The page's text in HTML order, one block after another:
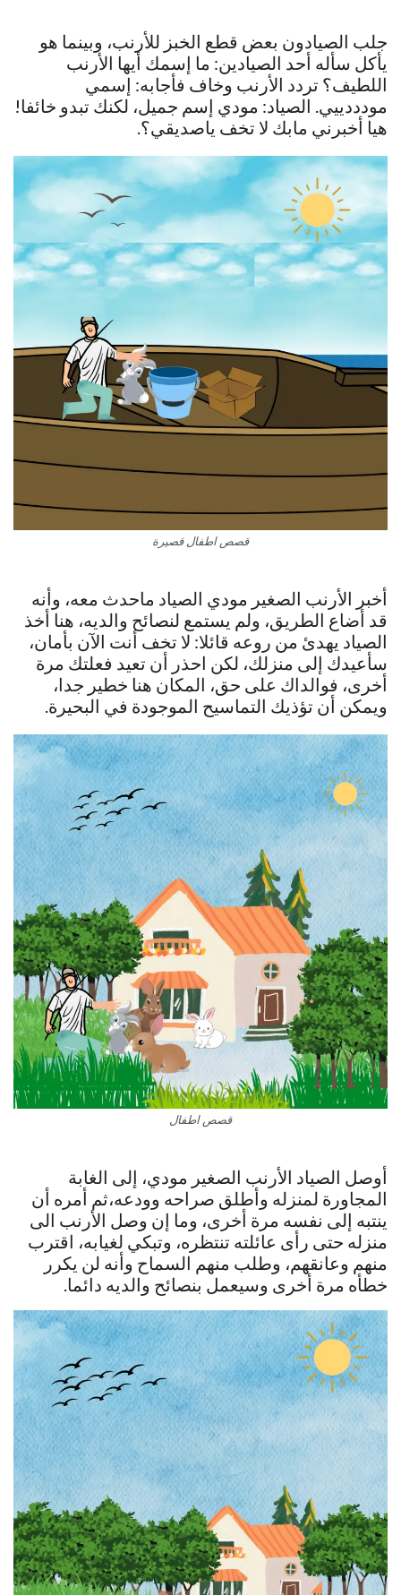
جلب الصيادون بعض قطع الخبز للأرنب، وبينما هو
يأكل سأله أحد الصيادين: ما إسمك أيها الأرنب
اللطيف؟ تردد الأرنب وخاف فأجابه: إسمي
مودددييي. الصياد: مودي إسم جميل، لكنك تبدو خائفا!
هيا أخبرني مابك لا تخف ياصديقي؟.
قصص اطفال قصيرة
أخبر الأرنب الصغير مودي الصياد ماحدث معه، وأنه
قد أضاع الطريق، ولم يستمع لنصائح والديه، هنا أخذ
الصياد يهدئ من روعه قائلا: لا تخف أنت الآن بأمان،
سأعيدك إلى منزلك، لكن احذر أن تعيد فعلتك مرة
أخرى، فوالداك على حق، المكان هنا خطير جدا،
ويمكن أن تؤذيك التماسيح الموجودة في البحيرة.
قصص اطفال
أوصل الصياد الأرنب الصغير مودي، إلى الغابة
المجاورة لمنزله وأطلق صراحه وودعه،ثم أمره أن
ينتبه إلى نفسه مرة أخرى، وما إن وصل الأرنب الى
منزله حتى رأى عائلته تنتظره، وتبكي لغيابه، اقترب
منهم وعانقهم، وطلب منهم السماح وأنه لن يكرر
خطأه مرة أخرى وسيعمل بنصائح والديه دائما.